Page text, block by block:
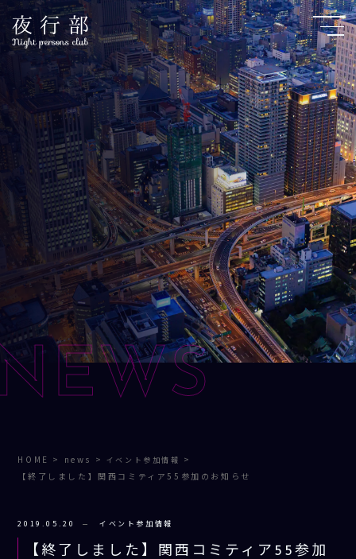
HOME > news > イベント参加情報
>
【終了しました】関西コミティア55参加のお知らせ
2019.05.20 イベント参加情報
【終了しました】関西コミティア55参加